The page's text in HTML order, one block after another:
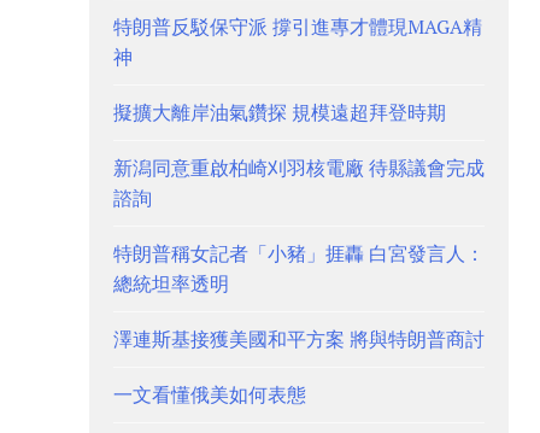
特朗普反駁保守派 撐引進專才體現MAGA精
神
擬擴大離岸油氣鑽探 規模遠超拜登時期
新潟同意重啟柏崎刈羽核電廠 待縣議會完成
諮詢
特朗普稱女記者「小豬」捱轟 白宮發言人：
總統坦率透明
澤連斯基接獲美國和平方案 將與特朗普商討
一文看懂俄美如何表態